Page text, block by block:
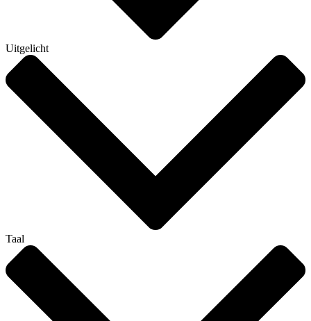
Uitgelicht
Taal